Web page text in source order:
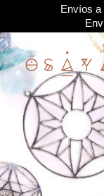
Envíos a